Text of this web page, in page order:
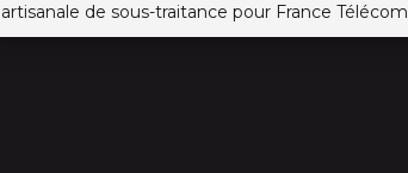
artisanale de sous-traitance pour France Télécom